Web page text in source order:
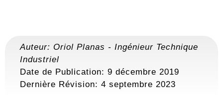
Auteur: Oriol Planas - Ingénieur Technique
Industriel
Date de Publication: 9 décembre 2019
Dernière Révision: 4 septembre 2023